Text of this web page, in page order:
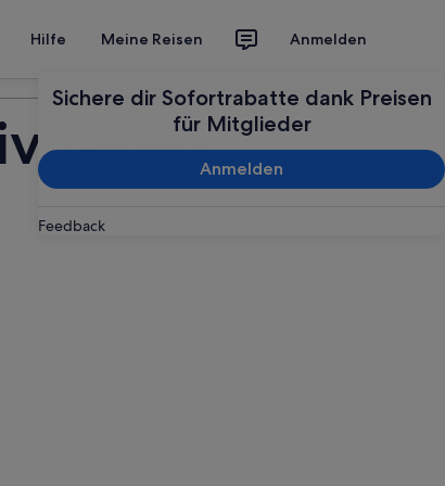
Hilfe Meine Reisen Anmelden
Sichere dir Sofortrabatte dank Preisen
für Mitglieder
Anmelden
Feedback
Deine Reise planen